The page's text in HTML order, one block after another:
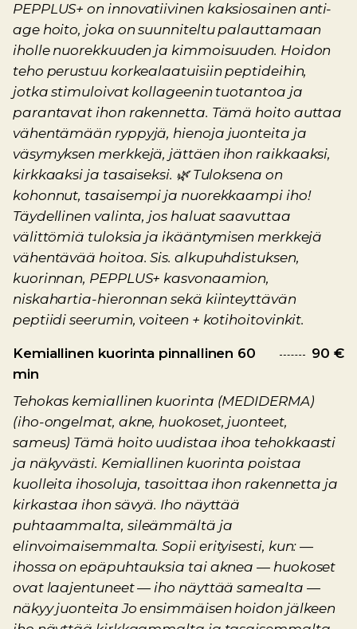
PEPPLUS+ on innovatiivinen kaksiosainen anti-
age hoito, joka on suunniteltu palauttamaan
iholle nuorekkuuden ja kimmoisuuden. Hoidon
teho perustuu korkealaatuisiin peptideihin,
jotka stimuloivat kollageenin tuotantoa ja
parantavat ihon rakennetta. Tämä hoito auttaa
vähentämään ryppyjä, hienoja juonteita ja
väsymyksen merkkejä, jättäen ihon raikkaaksi,
kirkkaaksi ja tasaiseksi. 🌿 Tuloksena on
kohonnut, tasaisempi ja nuorekkaampi iho!
Täydellinen valinta, jos haluat saavuttaa
välittömiä tuloksia ja ikääntymisen merkkejä
vähentävää hoitoa. Sis. alkupuhdistuksen,
kuorinnan, PEPPLUS+ kasvonaamion,
niskahartia-hieronnan sekä kiinteyttävän
peptiidi seerumin, voiteen + kotihoitovinkit.
Kemiallinen kuorinta pinnallinen 60
min
90 €
Tehokas kemiallinen kuorinta (MEDIDERMA)
(iho-ongelmat, akne, huokoset, juonteet,
sameus) Tämä hoito uudistaa ihoa tehokkaasti
ja näkyvästi. Kemiallinen kuorinta poistaa
kuolleita ihosoluja, tasoittaa ihon rakennetta ja
kirkastaa ihon sävyä. Iho näyttää
puhtaammalta, sileämmältä ja
elinvoimaisemmalta. Sopii erityisesti, kun: —
ihossa on epäpuhtauksia tai aknea — huokoset
ovat laajentuneet — iho näyttää samealta —
näkyy juonteita Jo ensimmäisen hoidon jälkeen